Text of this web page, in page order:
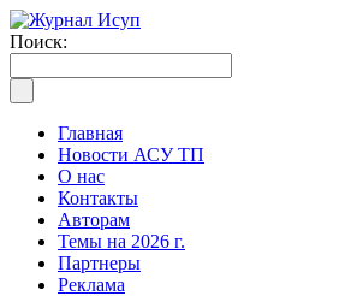
Поиск:
Главная
Новости АСУ ТП
О нас
Контакты
Авторам
Темы на 2026 г.
Партнеры
Реклама